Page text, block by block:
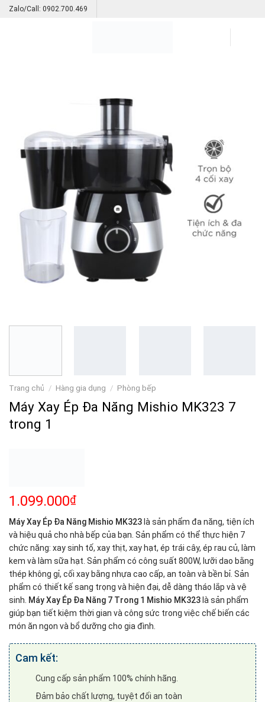
SkipZalo/Call: 0902.700.469
Trang chủ / Hàng gia dụng / Phòng bếp
Máy Xay Ép Đa Năng Mishio MK323 7
trong 1
1.099.000₫
Máy Xay Ép Đa Năng Mishio MK323 là sản phẩm đa năng, tiện ích
và hiệu quả cho nhà bếp của bạn. Sản phẩm có thể thực hiện 7
chức năng: xay sinh tố, xay thịt, xay hạt, ép trái cây, ép rau củ, làm
kem và làm sữa hạt. Sản phẩm có công suất 800W, lưỡi dao bằng
thép không gỉ, cối xay bằng nhựa cao cấp, an toàn và bền bỉ. Sản
phẩm có thiết kế sang trọng và hiện đại, dễ dàng tháo lắp và vệ
sinh. Máy Xay Ép Đa Năng 7 Trong 1 Mishio MK323 là sản phẩm
giúp bạn tiết kiệm thời gian và công sức trong việc chế biến các
món ăn ngon và bổ dưỡng cho gia đình.
Cam kết:
Cung cấp sản phẩm 100% chính hãng.
Đảm bảo chất lượng, tuyệt đối an toàn